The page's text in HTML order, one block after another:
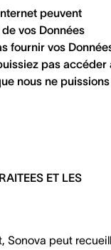
peuvent
vos Données
fournir vos
pas accéder
nous ne puissions
ET LES
Sonova peut